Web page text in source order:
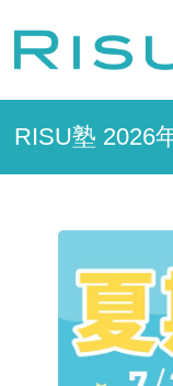
RISU塾 2026